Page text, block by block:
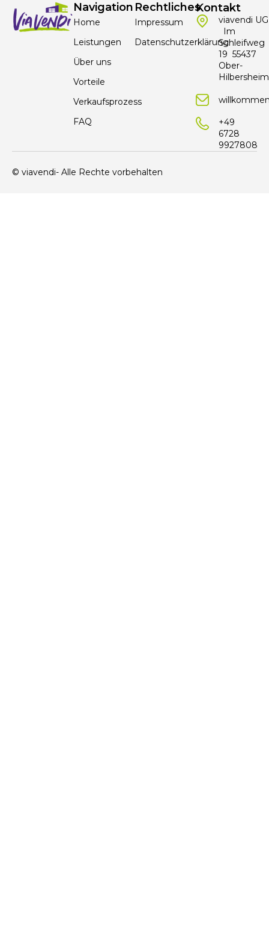
Navigation
Home
Leistungen
Über uns
Vorteile
Verkaufsprozess
FAQ
Rechtliches
Impressum
Datenschutzerklärung
Kontakt
viavendi UG
Im
Schleifweg
19 55437
Ober-
Hilbersheim
+49
6728
9927808
© viavendi- Alle Rechte vorbehalten